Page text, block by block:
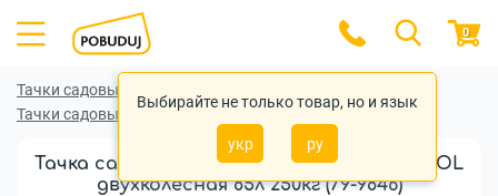
Выбирайте не только товар, но и язык
укр ру
0
Тачки садовые и строительные
Тачки садовые и строительные MasterTool
Тачка садово-строительная MASTER TOOL
двухколесная 85л 250кг (79-9846)